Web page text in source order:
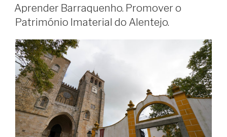
ON
Aprender Barraquenho. Promover o
Património Imaterial do Alentejo.